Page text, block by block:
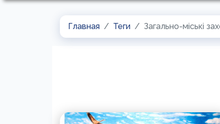
Главная Теги Загально-міські